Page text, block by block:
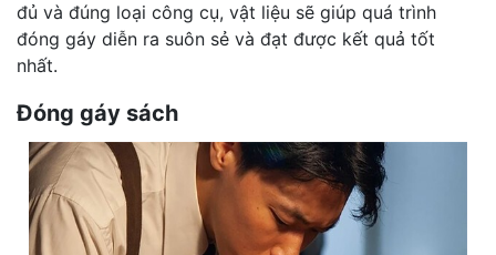
đủ và đúng loại công cụ, vật liệu sẽ giúp quá trình
đóng gáy diễn ra suôn sẻ và đạt được kết quả tốt
nhất.
Đóng gáy sách